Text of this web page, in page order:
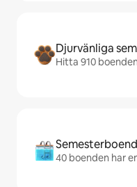
Djurvänliga
Hitta 910
40 boenden har